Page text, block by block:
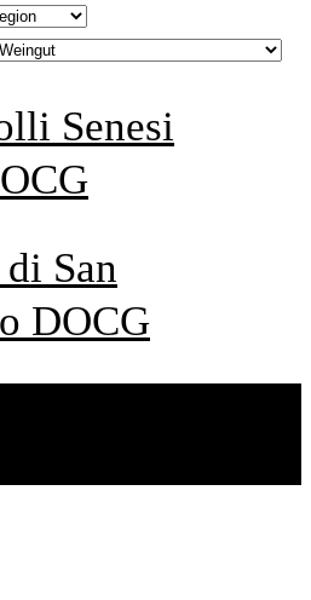
Senesi
San
DOCG